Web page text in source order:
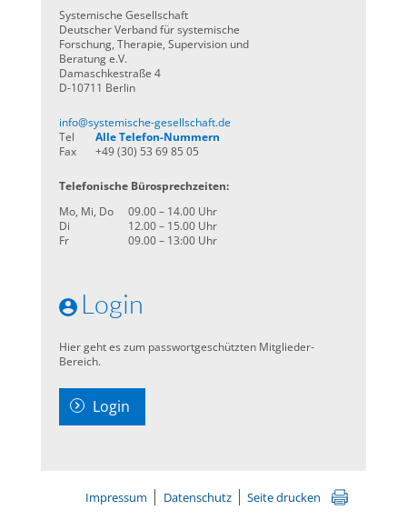
Systemische Gesellschaft
Deutscher Verband für systemische
Forschung, Therapie, Supervision und
Beratung e.V.
Damaschkestraße 4
D-10711 Berlin
info@systemische-gesellschaft.de
Tel
Alle Telefon-Nummern
Fax
+49 (30) 53 69 85 05
Telefonische Bürosprechzeiten:
Mo, Mi, Do
09.00 – 14.00 Uhr
Di
12.00 – 15.00 Uhr
Fr
09.00 – 13:00 Uhr
Login
Hier geht es zum passwortgeschützten Mitglieder-
Bereich.
Login
Impressum Datenschutz Seite drucken